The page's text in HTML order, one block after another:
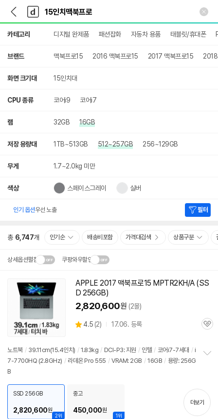
다
나
와
가
기
다
와
메
인
카테고리 디지털 완제품 패션잡화 자동차 용품 태블릿/휴대폰
브랜드 맥북프로15 2016 맥북프로15 2017 맥북프로15 2018
화면 크기대 15인치대
CPU 종류 코어i9 코어i7
램 32GB 16GB
저장 용량대 1TB~513GB 512~257GB 256~129GB
무게 1.7~2.0kg 미만
색상 스페이스그레이 실버
인기 옵션우선 노출 필터
총 6,747개 인기순 배송비포함 가격대검색 상품구분
상세옵션펼침 쿠팡와우할인
설치 환경·지역에 따라
배송·설치비가 달라집니다.닫
기
APPLE 2017 맥북프로15 MPTR2KH/A (SS
D 256GB)
2,820,600원 (2몰)
별
4.5 (상
뷰
2) 17.06. 등록
관
노트북 / 39.11cm(15.4인치) / 1.83kg / DCI-P3: 지원 / 인텔 / 코어i7-7세대 / i
7-7700HQ (2.8GHz) / 라데온 Pro 555 / VRAM: 2GB / 16GB / 용량: 256G
B
기
2위
SSD 256GB
2,820,600원
1위
중고
450,000원
더보기